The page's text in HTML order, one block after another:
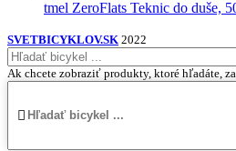
tmel ZeroFlats Teknic do duše,
SVETBICYKLOV.SK 2022
Ak chcete zobraziť produkty, ktoré hľadáte,